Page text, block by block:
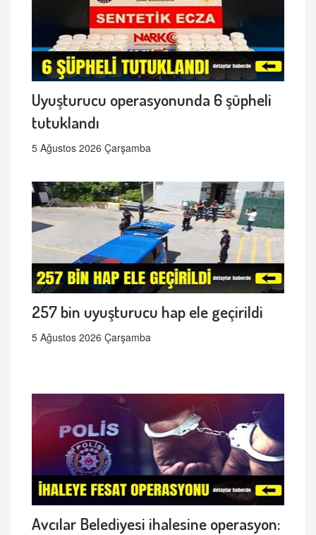
Uyuşturucu operasyonunda 6 şüpheli
tutuklandı
5 Ağustos 2026 Çarşamba
257 bin uyuşturucu hap ele geçirildi
5 Ağustos 2026 Çarşamba
Avcılar Belediyesi ihalesine operasyon: